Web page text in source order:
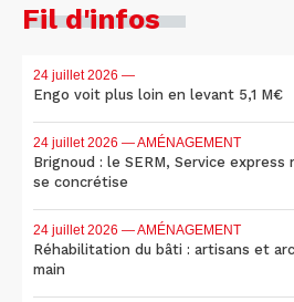
Fil d'infos
24 juillet 2026 —
Engo voit plus loin en levant 5,1 M€
24 juillet 2026 — AMÉNAGEMENT
Brignoud : le SERM, Service
se concrétise
24 juillet 2026 — AMÉNAGEMENT
Réhabilitation du bâti : artisans et
main